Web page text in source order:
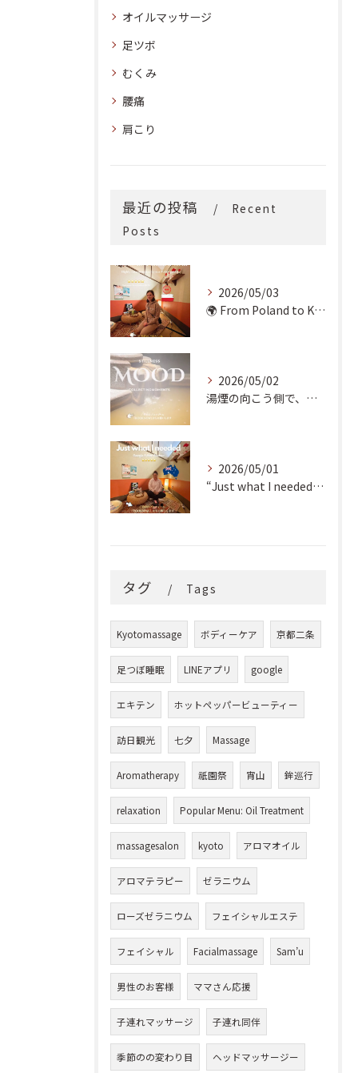
オイルマッサージ
足ツボ
むくみ
腰痛
肩こり
最近の投稿
Recent
Posts
2026/05/03
🌍 From Poland to Kyoto! 🇵🇱✨
2026/05/02
湯煙の向こう側で、魂の輪郭を整える。
2026/05/01
“Just what I needed!” ✨
タグ Tags
Kyotomassage ボディーケア 京都二条
足つぼ睡眠 LINEアプリ google
エキテン ホットペッパービューティー
訪日観光 七夕 Massage
Aromatherapy 祇園祭 宵山 鉾巡行
relaxation Popular Menu: Oil Treatment
massagesalon kyoto アロマオイル
アロマテラピー ゼラニウム
ローズゼラニウム フェイシャルエステ
フェイシャル Facialmassage Sam’u
男性のお客様 ママさん応援
子連れマッサージ 子連れ同伴
季節のの変わり目 ヘッドマッサージー